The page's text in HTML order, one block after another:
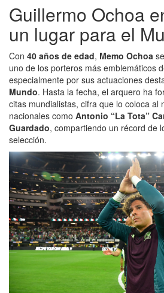
Guillermo Ochoa
un lugar para el
Con 40 años de edad, Memo Ochoa
uno de los porteros más emblemáticos
especialmente por sus actuaciones
Mundo. Hasta la fecha, el arquero ha
citas mundialistas, cifra que lo coloca al
nacionales como Antonio “La Tota”
Guardado, compartiendo un récord de
selección.